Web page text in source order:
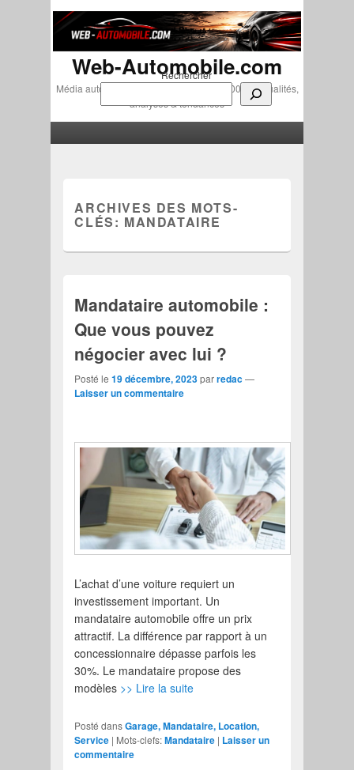
Rechercher
Web-Automobile.com
Média automobile indépendant depuis 2007 • Actualités,
analyses & tendances
ARCHIVES DES MOTS-
CLÉS: MANDATAIRE
Mandataire automobile :
Que vous pouvez
négocier avec lui ?
Posté le19 décembre, 2023parredac—
Laisser un commentaire
L’achat d’une voiture requiert un
investissement important. Un
mandataire automobile offre un prix
attractif. La différence par rapport à un
concessionnaire dépasse parfois les
30%. Le mandataire propose des
modèles >> Lire la suite
Posté dansGarage, Mandataire, Location,
Service | Mots-clefs:Mandataire | Laisser un
commentaire